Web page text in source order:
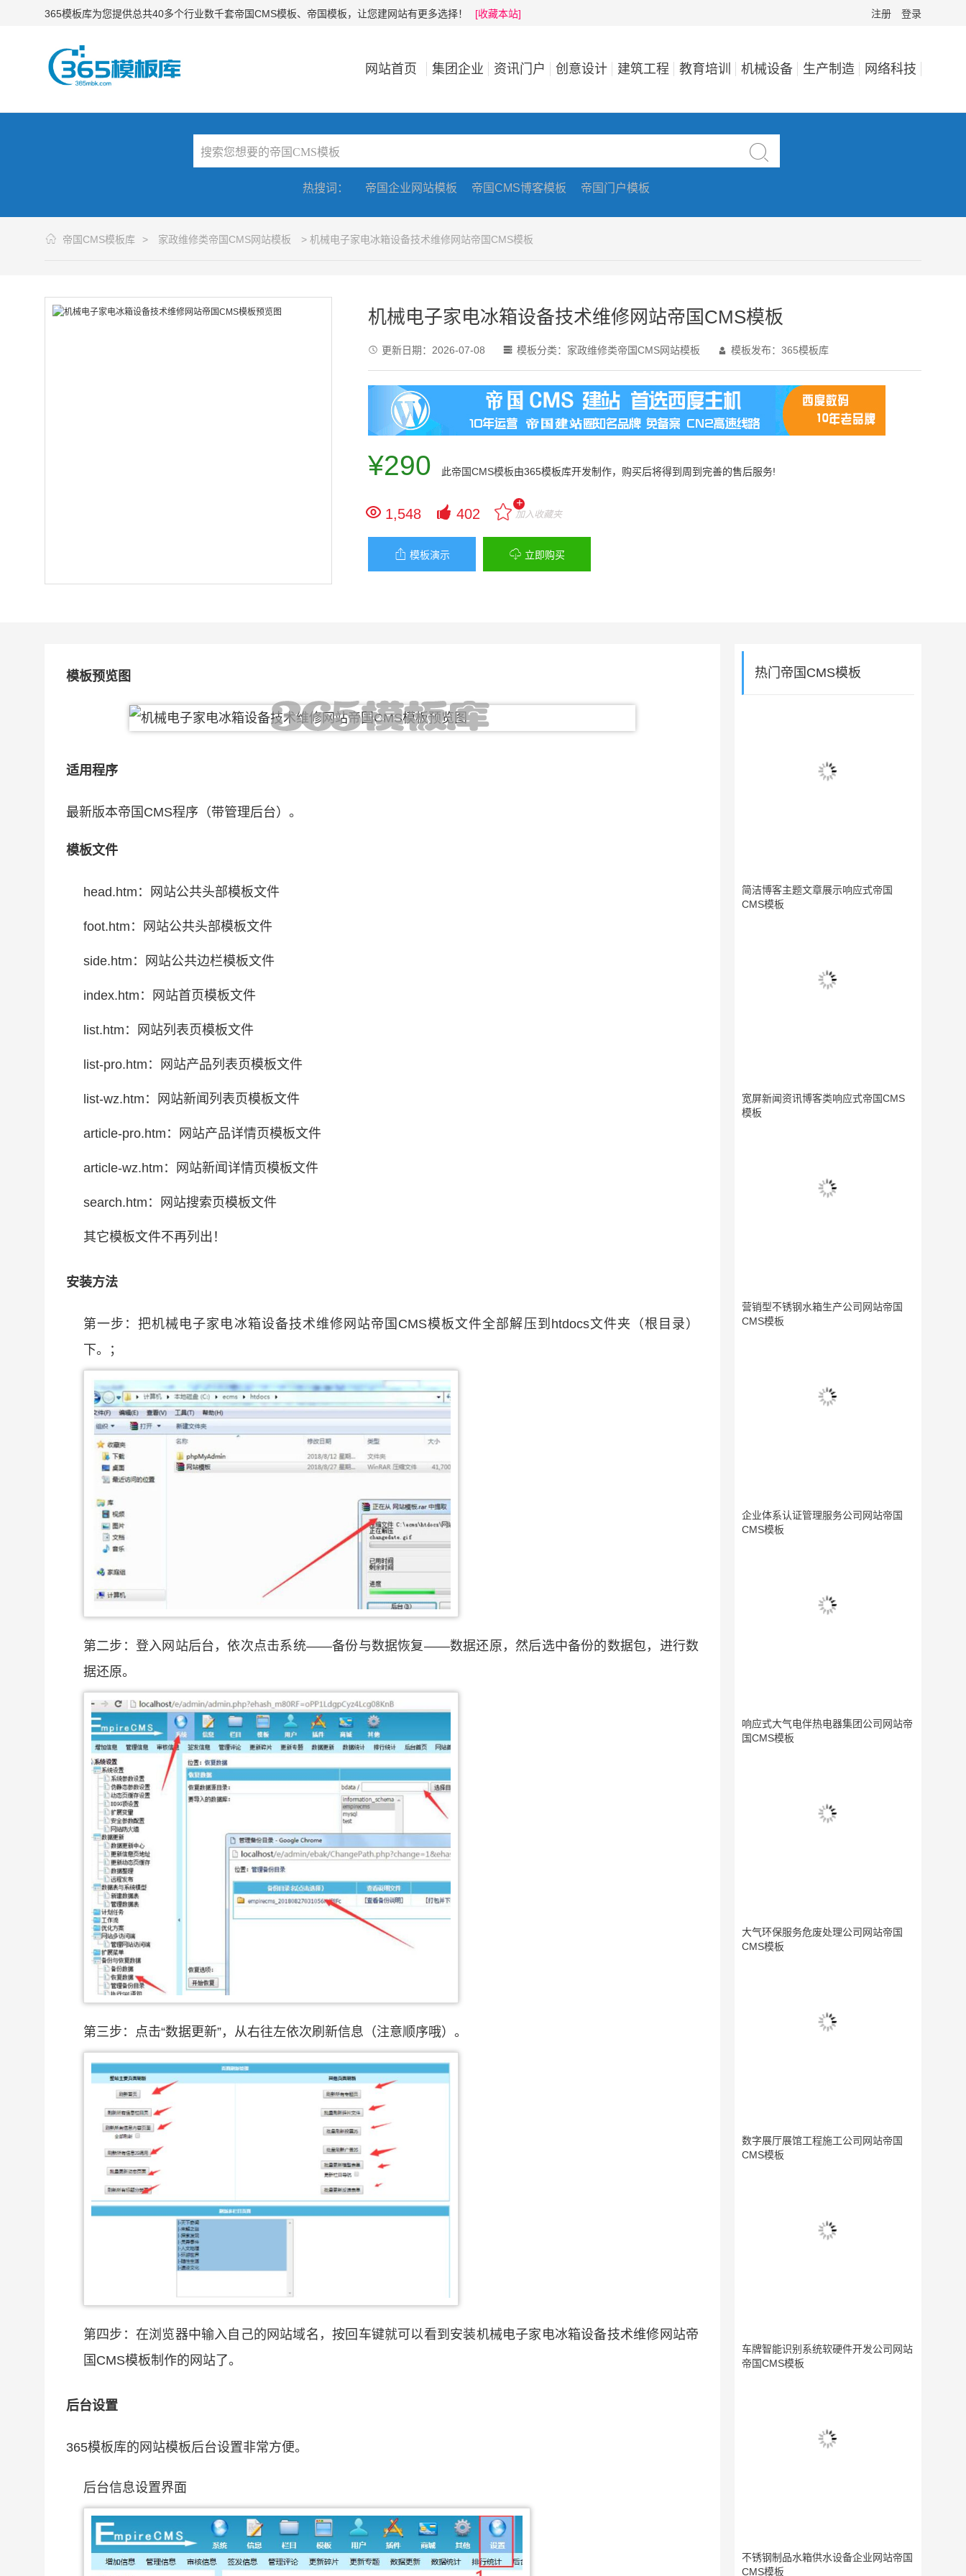
365模板库为您提供总共40多个行业数千套帝国CMS模板、帝国模板，让您建网站有更多选择！ [收藏本站] 注册 登录
网站首页 集团企业 资讯门户 创意设计 建筑工程 教育培训 机械设备 生产制造 网络科技

热搜词： 帝国企业网站模板 帝国CMS博客模板 帝国门户模板
帝国CMS模板库 > 家政维修类帝国CMS网站模板 > 机械电子家电冰箱设备技术维修网站帝国CMS模板
机械电子家电冰箱设备技术维修网站帝国CMS模板
 更新日期： 2026-07-08  模板分类： 家政维修类帝国CMS网站模板  模板发布：365模板库
¥290 此帝国CMS模板由365模板库开发制作，购买后将得到周到完善的售后服务!
 1,548  402
+
加入收藏夹
 模板演示  立即购买
模板预览图
适用程序
最新版本帝国CMS程序（带管理后台）。
模板文件
head.htm：网站公共头部模板文件
foot.htm：网站公共头部模板文件
side.htm：网站公共边栏模板文件
index.htm：网站首页模板文件
list.htm：网站列表页模板文件
list-pro.htm：网站产品列表页模板文件
list-wz.htm：网站新闻列表页模板文件
article-pro.htm：网站产品详情页模板文件
article-wz.htm：网站新闻详情页模板文件
search.htm：网站搜索页模板文件
其它模板文件不再列出！
安装方法
第一步：把机械电子家电冰箱设备技术维修网站帝国CMS模板文件全部解压到htdocs文件夹（根目录）
下。；
第二步：登入网站后台，依次点击系统——备份与数据恢复——数据还原，然后选中备份的数据包，进行数
据还原。
第三步：点击“数据更新”，从右往左依次刷新信息（注意顺序哦）。
第四步：在浏览器中输入自己的网站域名，按回车键就可以看到安装机械电子家电冰箱设备技术维修网站帝
国CMS模板制作的网站了。
后台设置
365模板库的网站模板后台设置非常方便。
后台信息设置界面
热门帝国CMS模板
简洁博客主题文章展示响应式帝国
CMS模板
宽屏新闻资讯博客类响应式帝国CMS
模板
营销型不锈钢水箱生产公司网站帝国
CMS模板
企业体系认证管理服务公司网站帝国
CMS模板
响应式大气电伴热电器集团公司网站帝
国CMS模板
大气环保服务危废处理公司网站帝国
CMS模板
数字展厅展馆工程施工公司网站帝国
CMS模板
车牌智能识别系统软硬件开发公司网站
帝国CMS模板
不锈钢制品水箱供水设备企业网站帝国
CMS模板